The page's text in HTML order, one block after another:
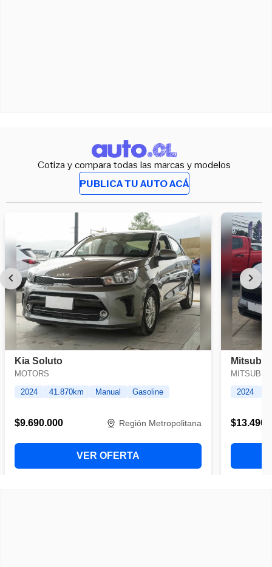
Cotiza y compara todas las marcas y modelos
PUBLICA TU AUTO ACÁ